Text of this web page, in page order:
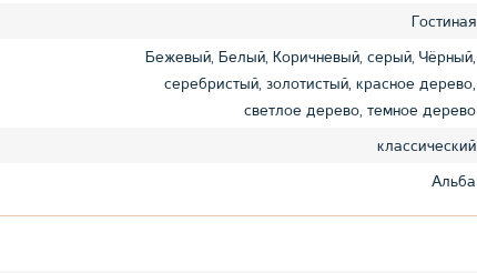
Гостиная
Бежевый, Белый, Коричневый, серый, Чёрный,
серебристый, золотистый, красное дерево,
светлое дерево, темное дерево
классический
Альба